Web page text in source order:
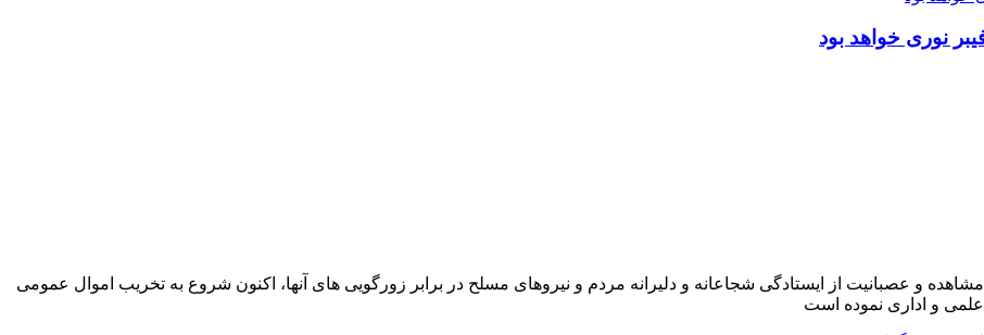
نوری خواهد بود
و عصبانیت از ایستادگی شجاعانه و دلیرانه مردم و نیروهای مسلح در برابر زورگویی های آنها، اکنون شروع به تخریب اموال عمومی
و اداری نموده است